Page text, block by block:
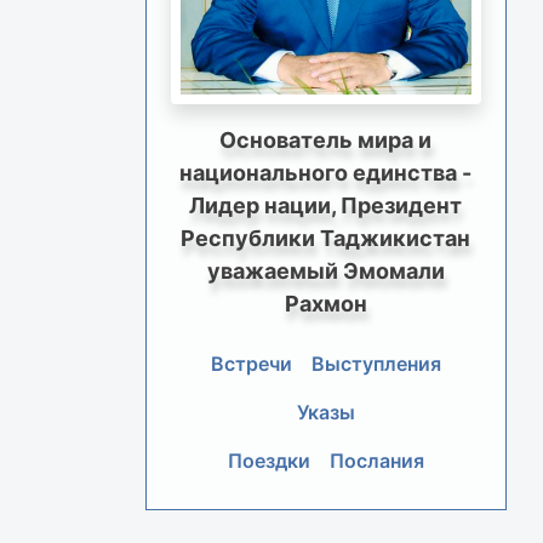
Основатель мира и
национального единства -
Лидер нации, Президент
Республики Таджикистан
уважаемый Эмомали
Рахмон
Встречи
Выступления
Указы
Поездки
Послания